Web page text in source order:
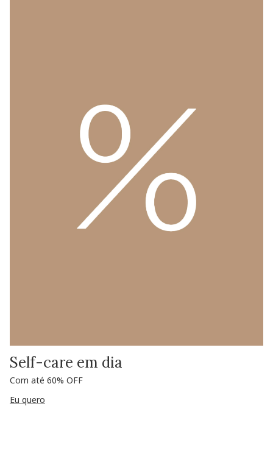
Self-care em dia
Com até 60% OFF
Eu quero